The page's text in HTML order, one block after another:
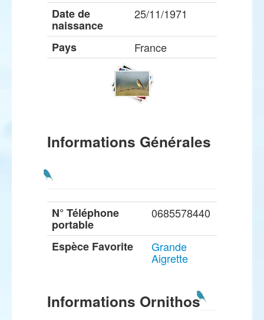
Date de
naissance
25/11/1971
Pays France
Informations Générales
N° Téléphone
portable
0685578440
Espèce Favorite Grande
Aigrette
Informations Ornithos